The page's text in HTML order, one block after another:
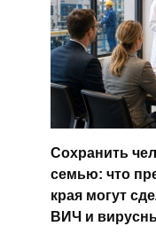
Сохранить
семью: что
края могут
ВИЧ и